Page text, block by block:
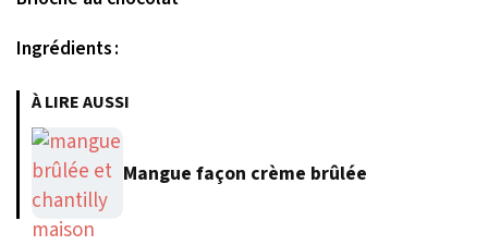
Ingrédients :
À LIRE AUSSI
Mangue façon crème brûlée